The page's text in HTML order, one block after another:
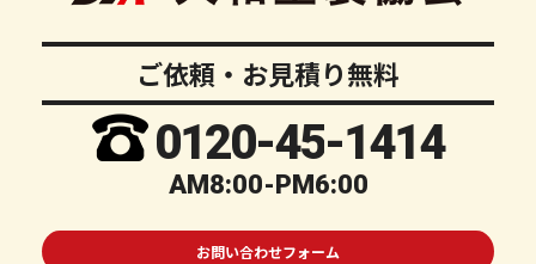
ご依頼・お見積り無料
0120-45-1414
AM8:00-PM6:00
お問い合わせフォーム